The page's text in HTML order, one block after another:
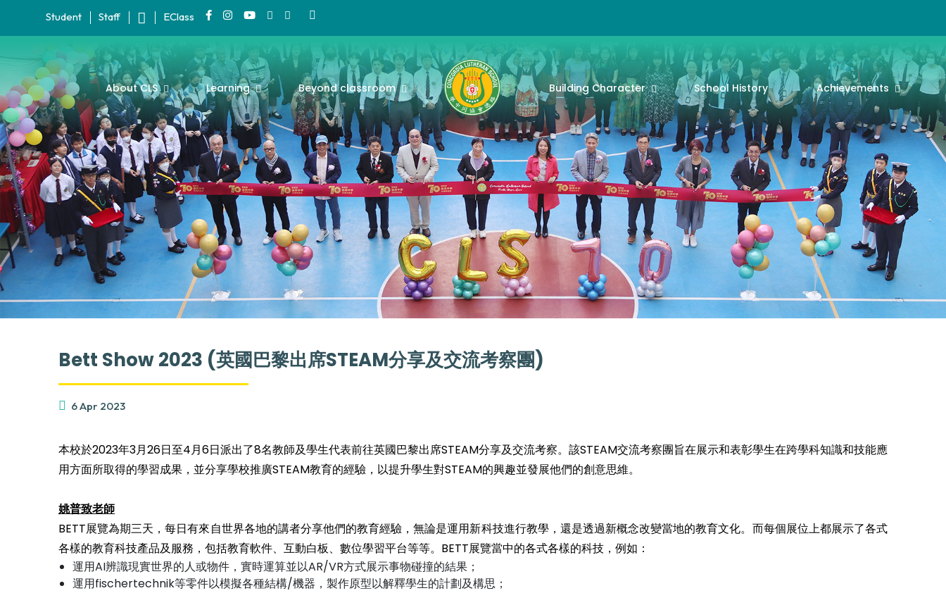
Student Staff EClass
About CLS Learning Beyond classroom Building Character School History Achievements
Bett Show 2023 (英國巴黎出席STEAM分享及交流考察團)
6 Apr 2023
本校於2023年3月26日至4月6日派出了8名教師及學生代表前往英國巴黎出席STEAM分享及交流考察。該STEAM交流考察團旨在展示和表彰學生在跨學科知識和技能應
用方面所取得的學習成果，並分享學校推廣STEAM教育的經驗，以提升學生對STEAM的興趣並發展他們的創意思維。
姚普致老師
BETT展覽為期三天，每日有來自世界各地的講者分享他們的教育經驗，無論是運用新科技進行教學，還是透過新概念改變當地的教育文化。而每個展位上都展示了各式
各樣的教育科技產品及服務，包括教育軟件、互動白板、數位學習平台等等。BETT展覽當中的各式各樣的科技，例如：
運用AI辨識現實世界的人或物件，實時運算並以AR/VR方式展示事物碰撞的結果；
運用fischertechnik等零件以模擬各種結構/機器，製作原型以解釋學生的計劃及構思；